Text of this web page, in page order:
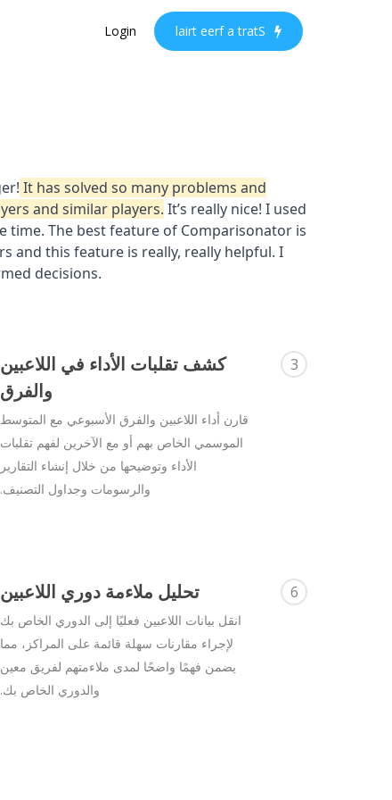
Login S
t
a
r
t
a
f
r
e
e
t
r
i
a
l
3
كشف تقلبات الأداء في اللاعبين
والفرق
قارن أداء اللاعبين والفرق الأسبوعي مع المتوسط
الموسمي الخاص بهم أو مع الآخرين لفهم تقلبات
الأداء وتوضيحها من خلال إنشاء التقارير
والرسومات وجداول التصنيف.
6 تحليل ملاءمة دوري اللاعبين
انقل بيانات اللاعبين فعليًا إلى الدوري الخاص بك
لإجراء مقارنات سهلة قائمة على المراكز، مما
يضمن فهمًا واضحًا لمدى ملاءمتهم لفريق معين
والدوري الخاص بك.